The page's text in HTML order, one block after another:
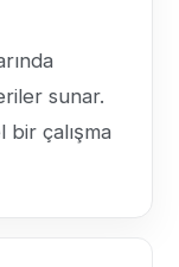
sunar.
çalışma